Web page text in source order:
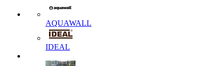
AQUAWALL
IDEAL